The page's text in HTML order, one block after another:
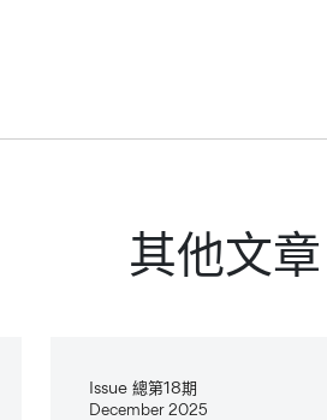
其他文章
Issue 總第18期
December 2025